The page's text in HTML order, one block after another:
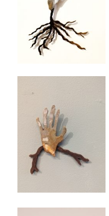
Rooted Hand, 2024
Geen bijschrift